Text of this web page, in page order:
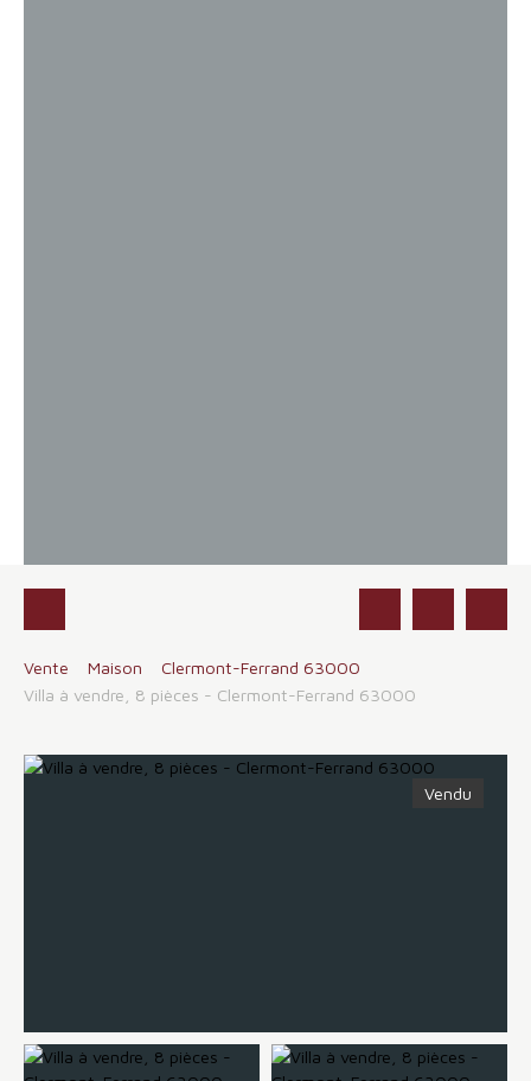
Vente Maison
Clermont-Ferrand 63000
Villa à vendre, 8 pièces - Clermont-Ferrand 63000
Vendu